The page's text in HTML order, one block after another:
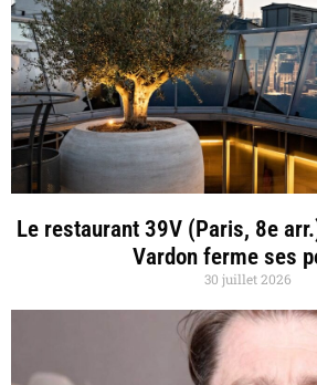
Le restaurant 39V (Paris, 8e
Vardon ferme ses
30 juillet 2026